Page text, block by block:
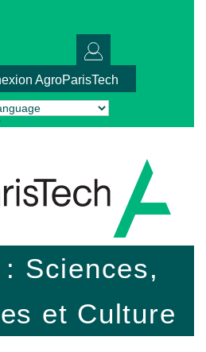
AgroParisTech
Translate
Sciences,
et Culture